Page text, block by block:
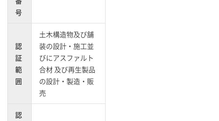
号
認
証
範
囲
土木構造物及び舗
装の設計・施工並
びにアスファルト
合材 及び再生製品
の設計・製造・販
売
認